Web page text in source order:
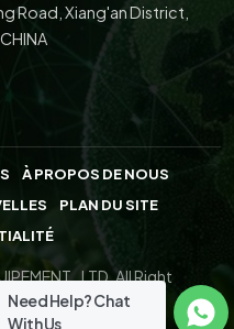
Road, Xiang'an District,
À PROPOS DE NOUS
PLAN DU SITE
LTD. All Right
Need Help? Chat
With Us